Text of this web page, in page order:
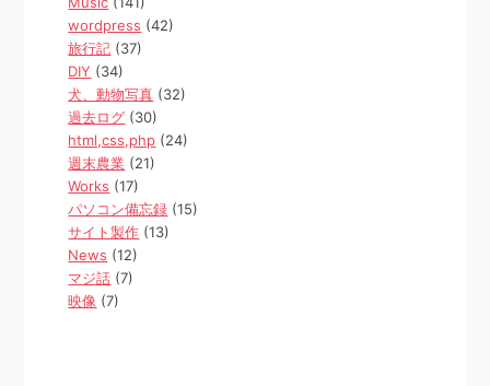
wordpress (42)
旅行記 (37)
DIY (34)
犬、動物写真 (32)
過去ログ (30)
html,css,php (24)
週末農業 (21)
Works (17)
パソコン備忘録 (15)
サイト製作 (13)
News (12)
マジ話 (7)
映像 (7)